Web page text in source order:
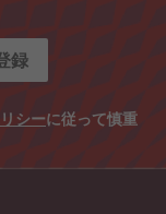
録
シーに従って慎重